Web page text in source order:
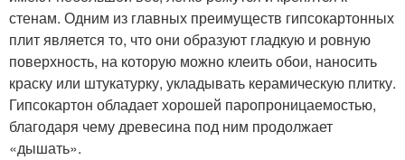
стенам. Одним из главных преимуществ гипсокартонных
плит является то, что они образуют гладкую и ровную
поверхность, на которую можно клеить обои, наносить
краску или штукатурку, укладывать керамическую плитку.
Гипсокартон обладает хорошей паропроницаемостью,
благодаря чему древесина под ним продолжает
«дышать».